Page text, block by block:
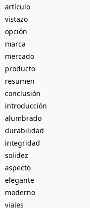
artículo
vistazo
opción
marca
mercado
producto
resumen
conclusión
introducción
alumbrado
durabilidad
integridad
solidez
aspecto
elegante
moderno
viajes